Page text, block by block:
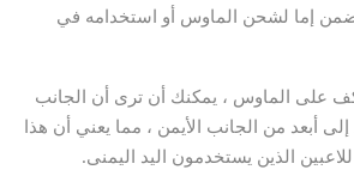
إما لشحن الماوس أو استخدامه في
على الماوس ، يمكنك أن ترى أن الجانب
أبعد من الجانب الأيمن ، مما يعني أن هذا
الذين يستخدمون اليد اليمنى.